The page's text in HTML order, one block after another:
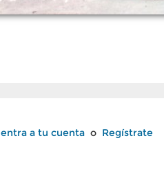
entra a tu cuenta o Regístrate